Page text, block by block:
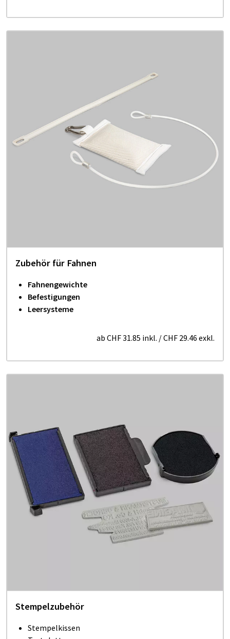
Zubehör für Fahnen
Fahnengewichte
Befestigungen
Leersysteme
ab CHF 31.85 inkl. /CHF 29.46 exkl.
Stempelzubehör
Stempelkissen